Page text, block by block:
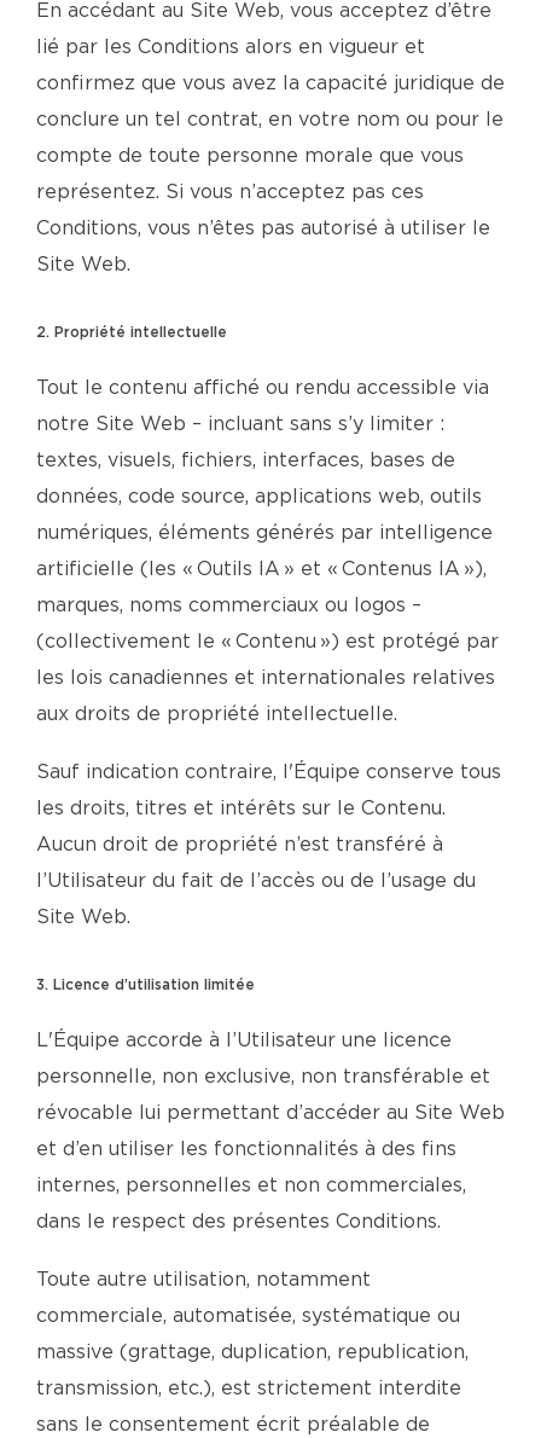
En accédant au Site Web, vous acceptez d’être
lié par les Conditions alors en vigueur et
confirmez que vous avez la capacité juridique de
conclure un tel contrat, en votre nom ou pour le
compte de toute personne morale que vous
représentez. Si vous n’acceptez pas ces
Conditions, vous n’êtes pas autorisé à utiliser le
Site Web.
2. Propriété intellectuelle
Tout le contenu affiché ou rendu accessible via
notre Site Web – incluant sans s’y limiter :
textes, visuels, fichiers, interfaces, bases de
données, code source, applications web, outils
numériques, éléments générés par intelligence
artificielle (les « Outils IA » et « Contenus IA »),
marques, noms commerciaux ou logos –
(collectivement le « Contenu ») est protégé par
les lois canadiennes et internationales relatives
aux droits de propriété intellectuelle.
Sauf indication contraire, l'Équipe conserve tous
les droits, titres et intérêts sur le Contenu.
Aucun droit de propriété n’est transféré à
l’Utilisateur du fait de l’accès ou de l’usage du
Site Web.
3. Licence d’utilisation limitée
L'Équipe accorde à l’Utilisateur une licence
personnelle, non exclusive, non transférable et
révocable lui permettant d’accéder au Site Web
et d’en utiliser les fonctionnalités à des fins
internes, personnelles et non commerciales,
dans le respect des présentes Conditions.
Toute autre utilisation, notamment
commerciale, automatisée, systématique ou
massive (grattage, duplication, republication,
transmission, etc.), est strictement interdite
sans le consentement écrit préalable de